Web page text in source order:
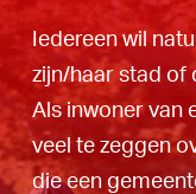
Iedereen wil
zijn/haar stad of
Als inwoner van
veel te zeggen
die een